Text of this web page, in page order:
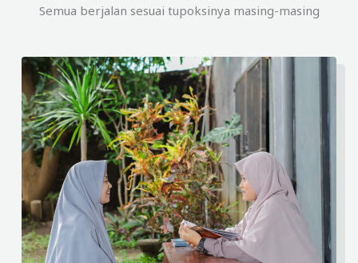
Semua berjalan sesuai tupoksinya masing-masing